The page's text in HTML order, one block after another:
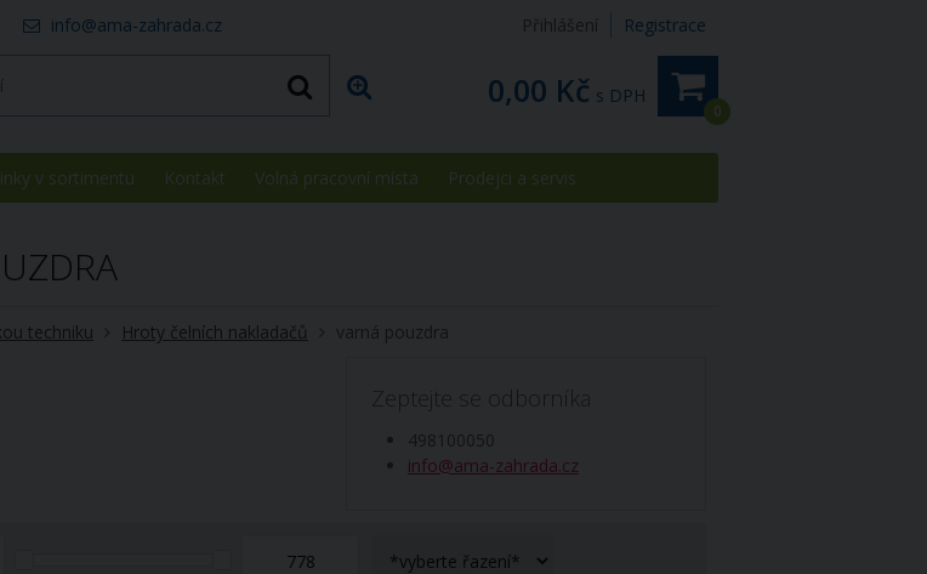
Přihlášení Registrace
info@ama-zahrada.cz
0
0,00 Kč s DPH
v sortimentu Kontakt Volná pracovní místa Prodejci a servis
techniku Hroty čelních nakladačů varná pouzdra
Zeptejte se odborníka
498100050
info@ama-zahrada.cz